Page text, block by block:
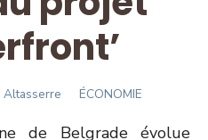
Altasserre ÉCONOMIE
de Belgrade évolue